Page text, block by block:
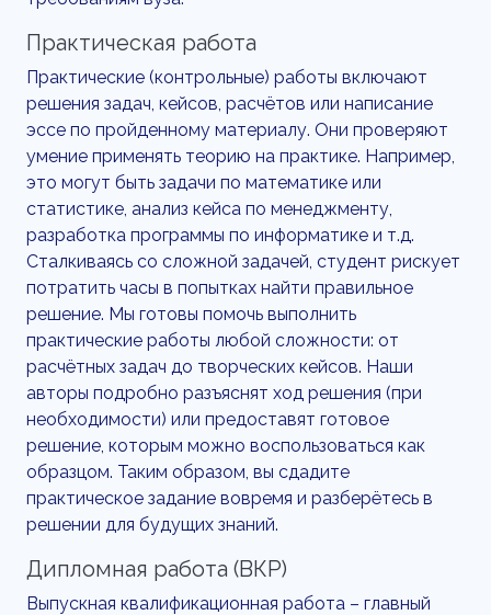
Практическая работа
Практические (контрольные) работы включают
решения задач, кейсов, расчётов или написание
эссе по пройденному материалу. Они проверяют
умение применять теорию на практике. Например,
это могут быть задачи по математике или
статистике, анализ кейса по менеджменту,
разработка программы по информатике и т.д.
Сталкиваясь со сложной задачей, студент рискует
потратить часы в попытках найти правильное
решение. Мы готовы помочь выполнить
практические работы любой сложности: от
расчётных задач до творческих кейсов. Наши
авторы подробно разъяснят ход решения (при
необходимости) или предоставят готовое
решение, которым можно воспользоваться как
образцом. Таким образом, вы сдадите
практическое задание вовремя и разберётесь в
решении для будущих знаний.
Дипломная работа (ВКР)
Выпускная квалификационная работа – главный